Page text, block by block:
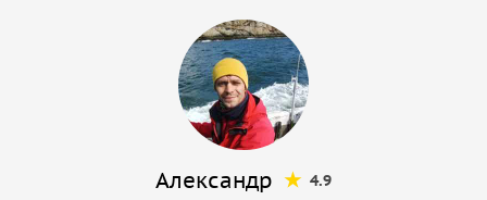
Александр 4.9